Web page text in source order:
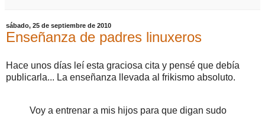
sábado, 25 de septiembre de 2010
Enseñanza de padres linuxeros
Hace unos días leí esta graciosa cita y pensé que debía
publicarla... La enseñanza llevada al frikismo absoluto.
Voy a entrenar a mis hijos para que digan sudo